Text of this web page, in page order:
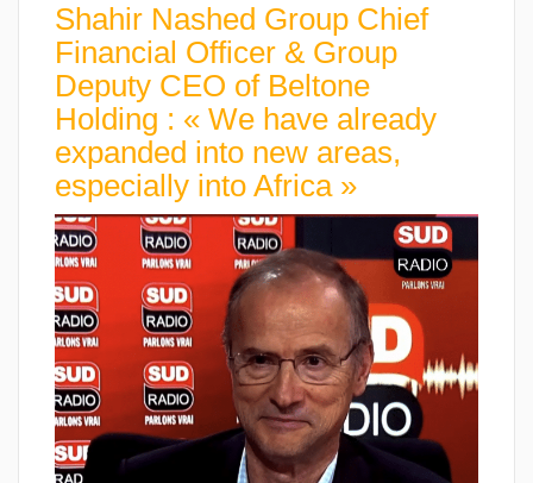
Shahir Nashed Group Chief
Financial Officer & Group
Deputy CEO of Beltone
Holding : « We have already
expanded into new areas,
especially into Africa »